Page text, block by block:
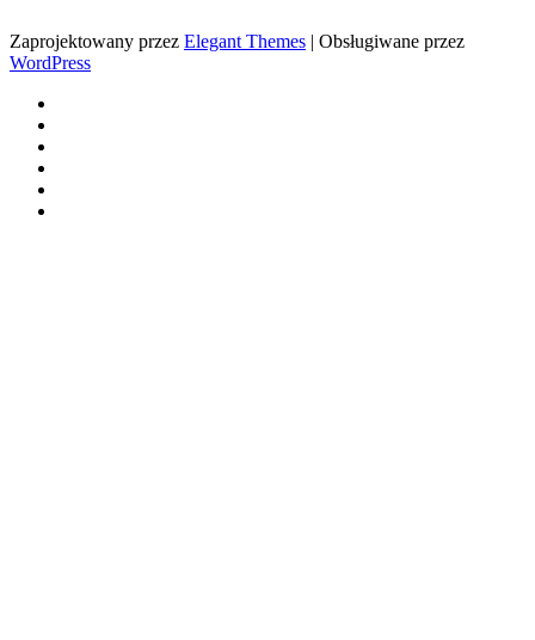
Zaprojektowany przez Elegant Themes | Obsługiwane przez
WordPress